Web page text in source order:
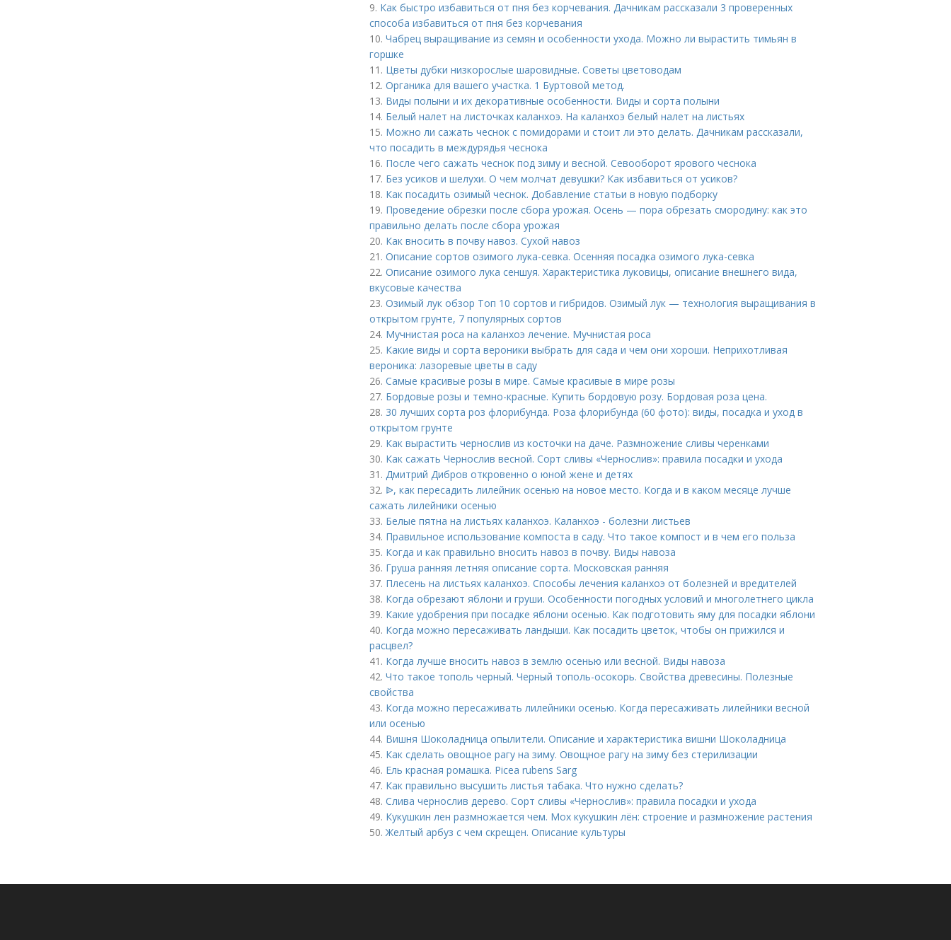
9. Как быстро избавиться от пня без корчевания. Дачникам рассказали 3 проверенных
способа избавиться от пня без корчевания
10. Чабрец выращивание из семян и особенности ухода. Можно ли вырастить тимьян в
горшке
11. Цветы дубки низкорослые шаровидные. Советы цветоводам
12. Органика для вашего участка. 1 Буртовой метод.
13. Виды полыни и их декоративные особенности. Виды и сорта полыни
14. Белый налет на листочках каланхоэ. На каланхоэ белый налет на листьях
15. Можно ли сажать чеснок с помидорами и стоит ли это делать. Дачникам рассказали,
что посадить в междурядья чеснока
16. После чего сажать чеснок под зиму и весной. Севооборот ярового чеснока
17. Без усиков и шелухи. О чем молчат девушки? Как избавиться от усиков?
18. Как посадить озимый чеснок. Добавление статьи в новую подборку
19. Проведение обрезки после сбора урожая. Осень — пора обрезать смородину: как это
правильно делать после сбора урожая
20. Как вносить в почву навоз. Сухой навоз
21. Описание сортов озимого лука-севка. Осенняя посадка озимого лука-севка
22. Описание озимого лука сеншуя. Характеристика луковицы, описание внешнего вида,
вкусовые качества
23. Озимый лук обзор Топ 10 сортов и гибридов. Озимый лук — технология выращивания в
открытом грунте, 7 популярных сортов
24. Мучнистая роса на каланхоэ лечение. Мучнистая роса
25. Какие виды и сорта вероники выбрать для сада и чем они хороши. Неприхотливая
вероника: лазоревые цветы в саду
26. Самые красивые розы в мире. Самые красивые в мире розы
27. Бордовые розы и темно-красные. Купить бордовую розу. Бордовая роза цена.
28. 30 лучших сорта роз флорибунда. Роза флорибунда (60 фото): виды, посадка и уход в
открытом грунте
29. Как вырастить чернослив из косточки на даче. Размножение сливы черенками
30. Как сажать Чернослив весной. Сорт сливы «Чернослив»: правила посадки и ухода
31. Дмитрий Дибров откровенно о юной жене и детях
32. ᐉ, как пересадить лилейник осенью на новое место. Когда и в каком месяце лучше
сажать лилейники осенью
33. Белые пятна на листьях каланхоэ. Каланхоэ - болезни листьев
34. Правильное использование компоста в саду. Что такое компост и в чем его польза
35. Когда и как правильно вносить навоз в почву. Виды навоза
36. Груша ранняя летняя описание сорта. Московская ранняя
37. Плесень на листьях каланхоэ. Способы лечения каланхоэ от болезней и вредителей
38. Когда обрезают яблони и груши. Особенности погодных условий и многолетнего цикла
39. Какие удобрения при посадке яблони осенью. Как подготовить яму для посадки яблони
40. Когда можно пересаживать ландыши. Как посадить цветок, чтобы он прижился и
расцвел?
41. Когда лучше вносить навоз в землю осенью или весной. Виды навоза
42. Что такое тополь черный. Черный тополь-осокорь. Свойства древесины. Полезные
свойства
43. Когда можно пересаживать лилейники осенью. Когда пересаживать лилейники весной
или осенью
44. Вишня Шоколадница опылители. Описание и характеристика вишни Шоколадница
45. Как сделать овощное рагу на зиму. Овощное рагу на зиму без стерилизации
46. Ель красная ромашка. Picea rubens Sarg
47. Как правильно высушить листья табака. Что нужно сделать?
48. Слива чернослив дерево. Сорт сливы «Чернослив»: правила посадки и ухода
49. Кукушкин лен размножается чем. Мох кукушкин лён: строение и размножение растения
50.Желтый арбуз с чем скрещен. Описание культуры